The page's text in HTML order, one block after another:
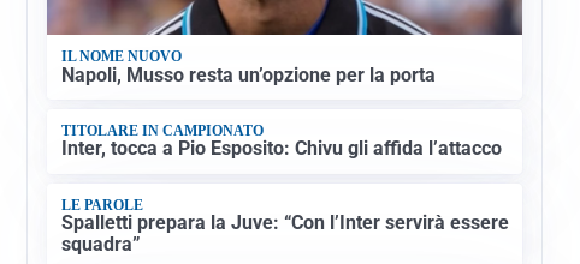
IL NOME NUOVO
Napoli, Musso resta un’opzione per la porta
TITOLARE IN CAMPIONATO
Inter, tocca a Pio Esposito: Chivu gli affida l’attacco
LE PAROLE
Spalletti prepara la Juve: “Con l’Inter servirà essere
squadra”